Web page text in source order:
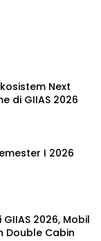
Next
di GIIAS 2026
I 2026
2026, Mobil
Double Cabin